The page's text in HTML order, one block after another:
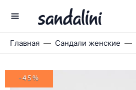
Главная Сандали женские
-45%